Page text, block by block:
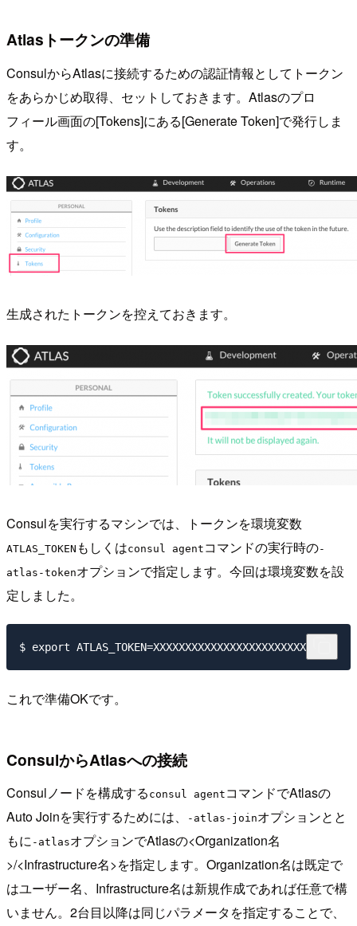
Atlasトークンの準備
ConsulからAtlasに接続するための認証情報としてトークン
をあらかじめ取得、セットしておきます。Atlasのプロ
フィール画面の[Tokens]にある[Generate Token]で発行しま
す。
生成されたトークンを控えておきます。
Consulを実行するマシンでは、トークンを環境変数
ATLAS_TOKEN もしくはconsul agent コマンドの実行時の-
atlas-tokenオプションで指定します。今回は環境変数を設
定しました。
これで準備OKです。
ConsulからAtlasへの接続
Consulノードを構成する consul agent コマンドでAtlasの
Auto Joinを実行するためには、
-atlas-joinオプションとと
もに -atlasオプションでAtlasの<Organization名
>/<Infrastructure名>を指定します。Organization名は既定で
はユーザー名、Infrastructure名は新規作成であれば任意で構
いません。2台目以降は同じパラメータを指定することで、